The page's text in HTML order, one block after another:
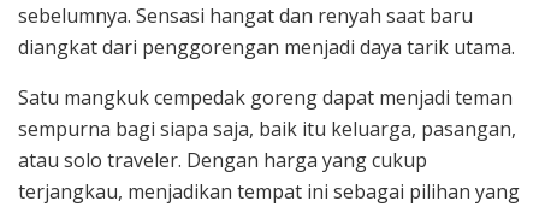
sebelumnya. Sensasi hangat dan renyah saat baru
diangkat dari penggorengan menjadi daya tarik utama.
Satu mangkuk cempedak goreng dapat menjadi teman
sempurna bagi siapa saja, baik itu keluarga, pasangan,
atau solo traveler. Dengan harga yang cukup
terjangkau, menjadikan tempat ini sebagai pilihan yang